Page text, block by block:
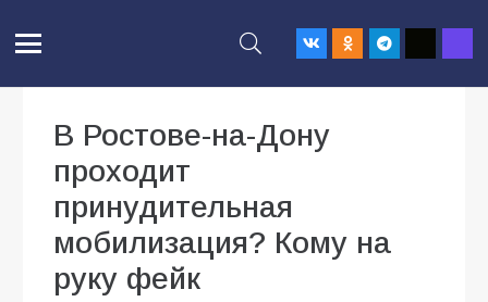
В Ростове-на-Дону
проходит
принудительная
мобилизация? Кому на
руку фейк